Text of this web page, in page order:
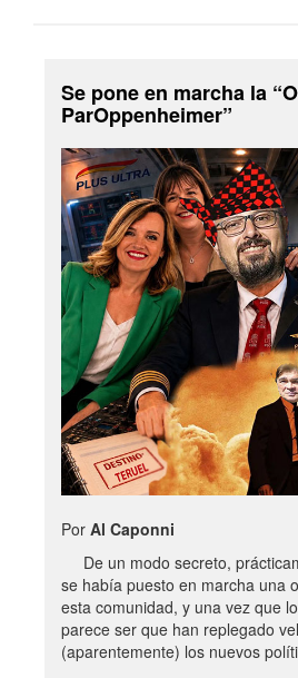
Se pone en marcha la
ParOppenheimer”
Por Al Caponni
De un modo secreto,
se había puesto en marcha una
esta comunidad, y una vez que
parece ser que han replegado
(aparentemente) los nuevos